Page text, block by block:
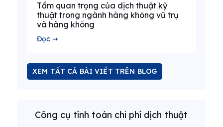
Tầm quan trọng của dịch thuật kỹ
thuật trong ngành hàng không vũ trụ
và hàng không
Đọc ➞
XEM TẤT CẢ BÀI VIẾT TRÊN BLOG
Công cụ tính toán chi phí dịch thuật